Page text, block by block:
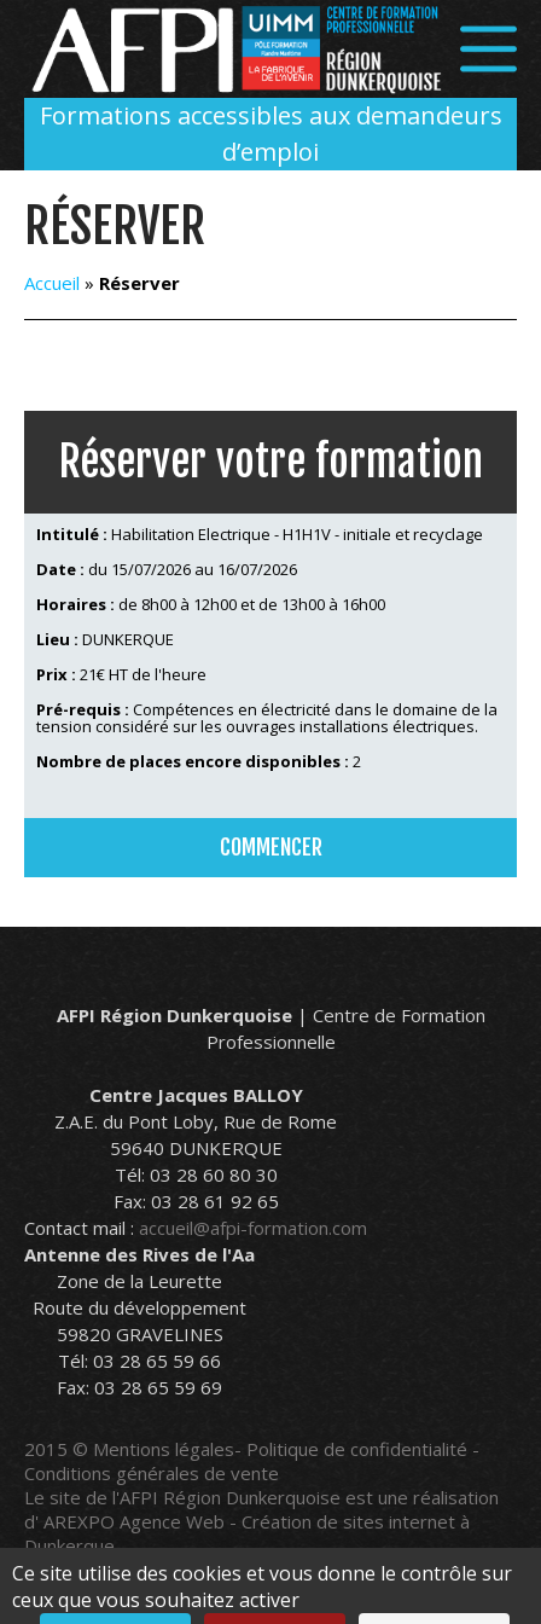
Formations accessibles aux demandeurs
d’emploi
RÉSERVER
Accueil » Réserver
Réserver votre formation
Intitulé : Habilitation Electrique - H1H1V - initiale et recyclage
Date : du 15/07/2026 au 16/07/2026
Horaires : de 8h00 à 12h00 et de 13h00 à 16h00
Lieu : DUNKERQUE
Prix : 21€ HT de l'heure
Pré-requis : Compétences en électricité dans le domaine de la
tension considéré sur les ouvrages installations électriques.
Nombre de places encore disponibles : 2
COMMENCER
AFPI Région Dunkerquoise| Centre de Formation
Professionnelle
Centre Jacques BALLOY
Z.A.E. du Pont Loby, Rue de Rome
59640 DUNKERQUE
Tél: 03 28 60 80 30
Fax: 03 28 61 92 65
Contact mail : accueil@afpi-formation.com
Antenne des Rives de l'Aa
Zone de la Leurette
Route du développement
59820 GRAVELINES
Tél: 03 28 65 59 66
Fax: 03 28 65 59 69
2015 © Mentions légales- Politique de confidentialité -
Conditions générales de vente
Le site de l'AFPI Région Dunkerquoise est une réalisation
d' AREXPO Agence Web - Création de sites internet à
Dunkerque
Le site a été mis à jour le06/08/2026
Panneau de gestion des cookies
Ce site utilise des cookies et vous donne le contrôle sur
ceux que vous souhaitez activer